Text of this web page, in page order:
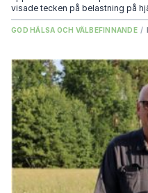
visade tecken på belastning på
GOD HÄLSA OCH VÄLBEFINNANDE /